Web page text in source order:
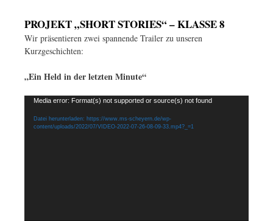
PROJEKT „SHORT STORIES“ – KLASSE 8
Wir präsentieren zwei spannende Trailer zu unseren
Kurzgeschichten:
„Ein Held in der letzten Minute“
Video-
Player
Media error: Format(s) not supported or source(s) not found
Datei herunterladen: https://www.ms-scheyern.de/wp-
content/uploads/2022/07/VIDEO-2022-07-26-08-09-33.mp4?_=1